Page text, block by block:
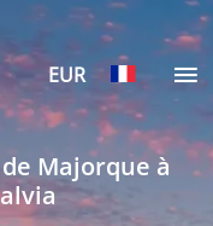
EUR
Majorque à